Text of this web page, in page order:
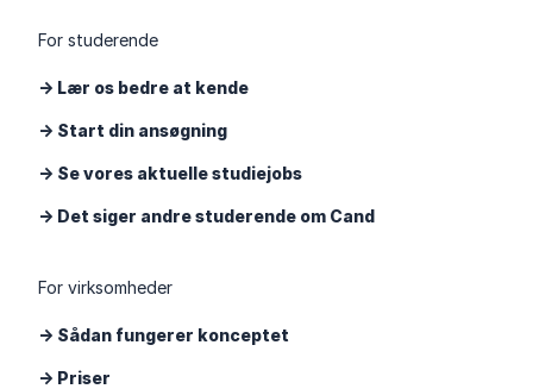
For studerende
-> Lær os bedre at kende
-> Start din ansøgning
-> Se vores aktuelle studiejobs
-> Det siger andre studerende om Cand
For virksomheder
-> Sådan fungerer konceptet
-> Priser